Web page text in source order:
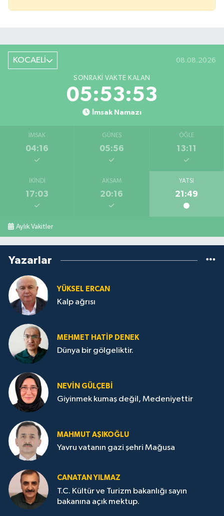
KOCAELİ 08.08.2026
SONRAKI VAKTE KALAN
05:53:52
İmsak Namazı
İMSAK
04:16
GÜNEŞ
05:56
ÖĞLE
13:11
İKINDI
17:03
AKŞAM
20:16
YATSI
21:49
Aylık Vakitler
Yazarlar
YÜKSEL ERCAN
Kalp ağrısı
MEHMET HATİP DENEK
Dünya bir gölgeliktir.
NEVİN GÜLÇEBİ
Giyinmek kumaş değil, Medeniyettir
MAHMUT AŞIKOĞLU
Yavru vatanın gazi şehri Mağusa
CANATAN YILMAZ
T.C. Kültür ve Turizm bakanlığı sayın
bakanına açık mektup.